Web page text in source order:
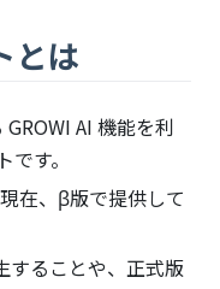
とは
AI 機能を利
す。
在、β版で提供して
することや、正式版